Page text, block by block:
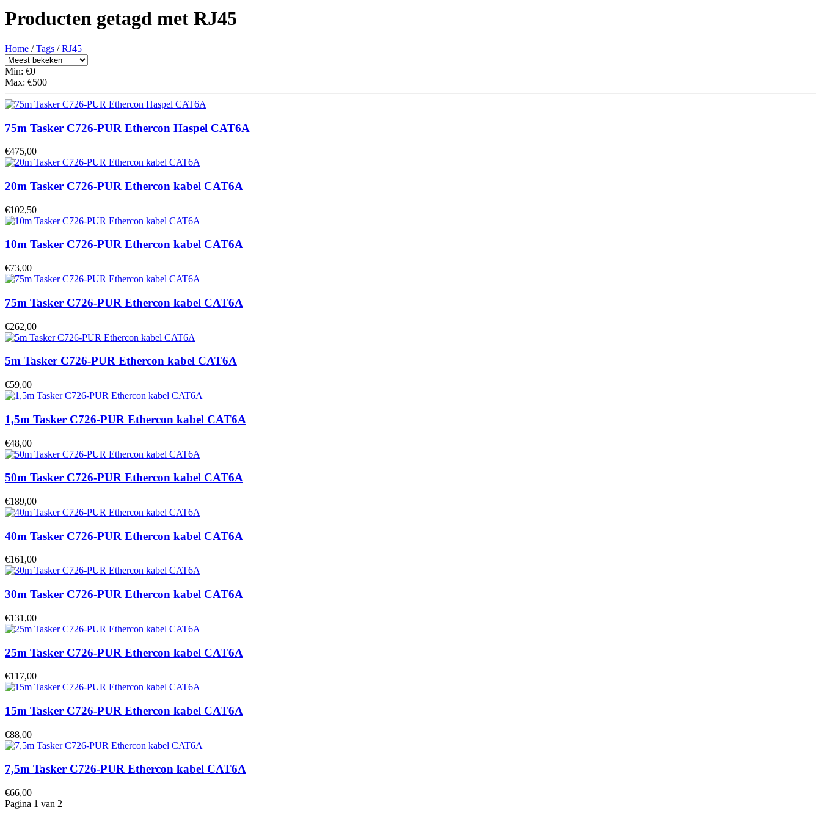
Producten getagd met RJ45
Home /Tags /RJ45
Min: €0
Max: €500
75m Tasker C726-PUR Ethercon Haspel CAT6A
€475,00
20m Tasker C726-PUR Ethercon kabel CAT6A
€102,50
10m Tasker C726-PUR Ethercon kabel CAT6A
€73,00
75m Tasker C726-PUR Ethercon kabel CAT6A
€262,00
5m Tasker C726-PUR Ethercon kabel CAT6A
€59,00
1,5m Tasker C726-PUR Ethercon kabel CAT6A
€48,00
50m Tasker C726-PUR Ethercon kabel CAT6A
€189,00
40m Tasker C726-PUR Ethercon kabel CAT6A
€161,00
30m Tasker C726-PUR Ethercon kabel CAT6A
€131,00
25m Tasker C726-PUR Ethercon kabel CAT6A
€117,00
15m Tasker C726-PUR Ethercon kabel CAT6A
€88,00
7,5m Tasker C726-PUR Ethercon kabel CAT6A
€66,00
Pagina 1 van 2